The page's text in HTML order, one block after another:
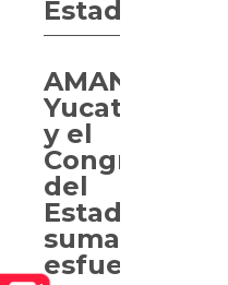
Estado”
AMANC
Yucatán
y el
Congreso
del
Estado
suman
esfuerzos